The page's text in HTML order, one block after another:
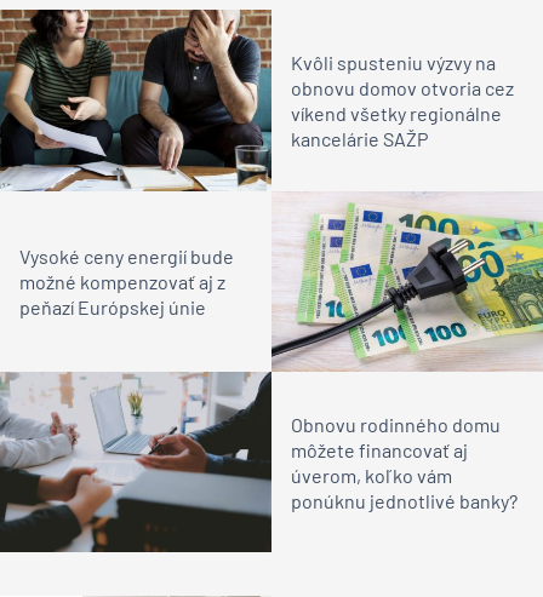
Kvôli spusteniu výzvy na
obnovu domov otvoria cez
víkend všetky regionálne
kancelárie SAŽP
Vysoké ceny energií bude
možné kompenzovať aj z
peňazí Európskej únie
Obnovu rodinného domu
môžete financovať aj
úverom, koľko vám
ponúknu jednotlivé banky?